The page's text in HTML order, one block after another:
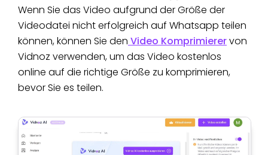
Wenn Sie das Video aufgrund der Größe der
Videodatei nicht erfolgreich auf Whatsapp teilen
können, können Sie den Video Komprimierervon
Vidnoz verwenden, um das Video kostenlos
online auf die richtige Größe zu komprimieren,
bevor Sie es teilen.